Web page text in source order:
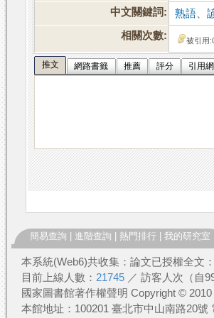
中文關鍵詞: 熟語 、
相關次數:
被引用
推文 網路書籤 推薦 評分 引用
簡易查詢 進階查詢 熱門排行 我的研究室
本系統(Web6)共收集：論文已授權全文：
目前上線人數： 21745 ／ 訪客人次（自
國家圖書館著作權聲明 Copyright ©
本館地址：100201 臺北市中山南路20號